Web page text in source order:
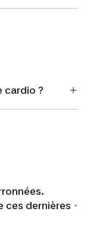
cardio ?
ces dernières